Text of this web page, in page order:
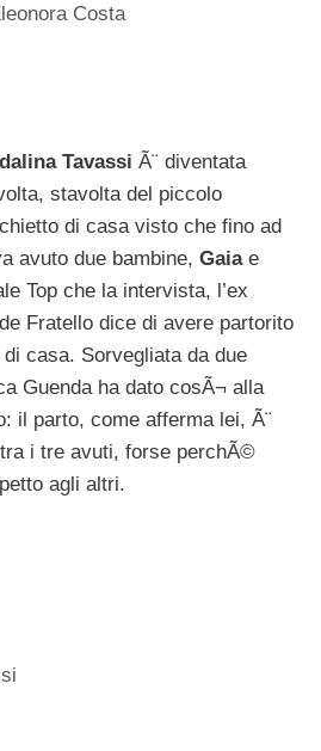
Costa
Tavassi Ã¨ diventata
stavolta del piccolo
di casa visto che fino ad
avuto due bambine, Gaiae
Top che la intervista, l’ex
Fratello dice di avere partorito
casa. Sorvegliata da due
Guenda ha dato cosÃ¬ alla
il parto, come afferma lei, Ã¨
i tre avuti, forse perchÃ©
agli altri.